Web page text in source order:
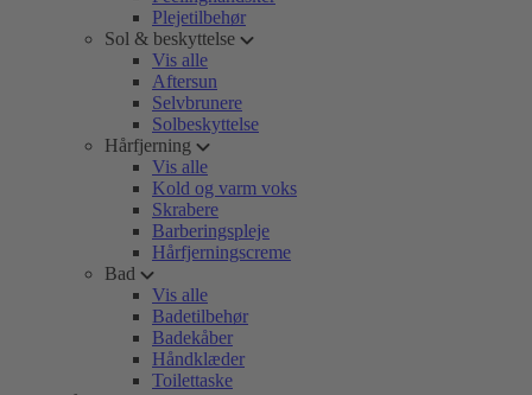
Plejetilbehør
Sol & beskyttelse
Vis alle
Aftersun
Selvbrunere
Solbeskyttelse
Hårfjerning
Vis alle
Kold og varm voks
Skrabere
Barberingspleje
Hårfjerningscreme
Bad
Vis alle
Badetilbehør
Badekåber
Håndklæder
Toilettaske